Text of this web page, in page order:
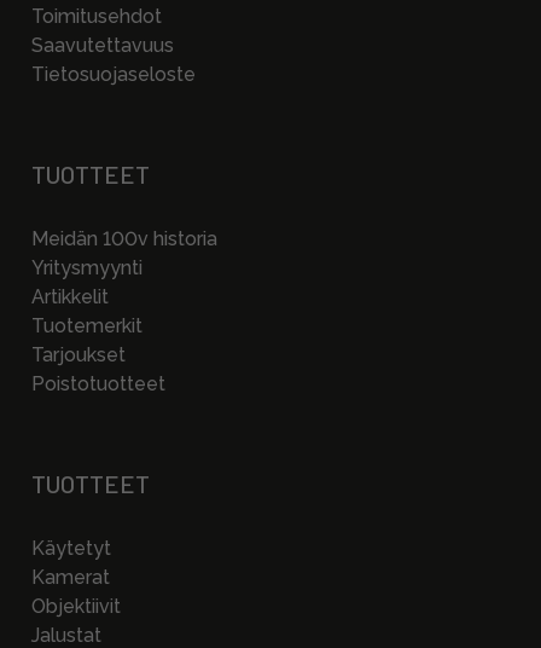
Toimitusehdot
Saavutettavuus
Tietosuojaseloste
TUOTTEET
Meidän 100v historia
Yritysmyynti
Artikkelit
Tuotemerkit
Tarjoukset
Poistotuotteet
TUOTTEET
Käytetyt
Kamerat
Objektiivit
Jalustat